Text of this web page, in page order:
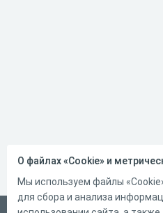
О файлах «Cookie» и
Мы используем файлы
для сбора и анализа